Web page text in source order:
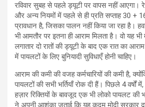
रविवार सुबह से पहले ड्यूटी पर वापस नहीं आएगा।
और अन्य नियमों में पहले से ही प्रति सप्ताह 30 +
प्रावधान है, जिसका पालन नहीं किया जा रहा है।
भी आमतौर पर इतना ही आराम मिलता है। वो यह
लगातार दो रातों की ड्यूटी के बाद एक रात का
में पायलटों के लिए बुनियादी सुविधाएँ होनी चाहिए।
आराम की कमी की वजह कर्मचारियों की कमी है,
पायलटों की सभी भर्तियाँ रोक दी हैं। पिछले 4 वर्षों में,
हज़ार रिक्तियों के बावजूद एक भी लोको पायलट की
ने अपनी आशंका जताई कि यह कदम मोदी सरकार